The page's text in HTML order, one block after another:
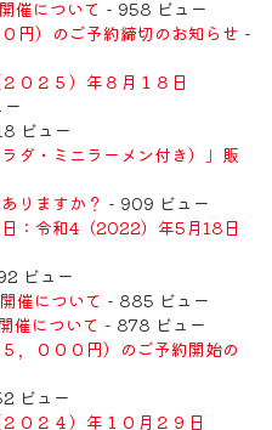
催について - 958 ビュー
円）のご予約締切のお知らせ -
０２５）年８月１８日
ビュー
ダ・ミニラーメン付き）」販
りますか？ - 909 ビュー
日：令和4（2022）年5月18日
ビュー
催について - 885 ビュー
催について - 878 ビュー
，０００円）のご予約開始の
ビュー
０２４）年１０月２９日